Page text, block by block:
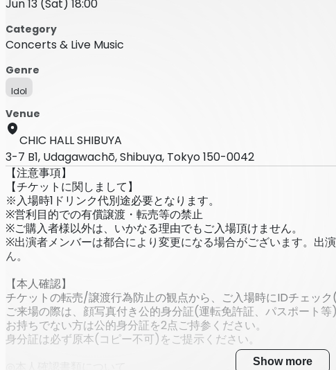
Jun 13 (Sat) 18:00
Category
Concerts & Live Music
Genre
Idol
Venue
CHIC HALL SHIBUYA
3-7 B1, Udagawachō, Shibuya, Tokyo 150-0042
【注意事項】
【チケットに関しまして】
※入場時1ドリンク代別途必要となります。
※営利目的での有償譲渡・転売等の禁止
※ご購入者様以外は、いかなる理由でもご入場頂けません。
※出演者メンバーは都合により変更になる場合がございます。出
ん。
【本人確認】
チケットの転売/譲渡行為防止の観点から、ご入場時にIDチェッ
ご来場の際は、顔写真付き公的身分証(運転免許証、パスポート
お持ちでない方は公的身分証を2点ご持参ください。
身分証は必ず原本(コピー不可)をご提示ください。
Show more